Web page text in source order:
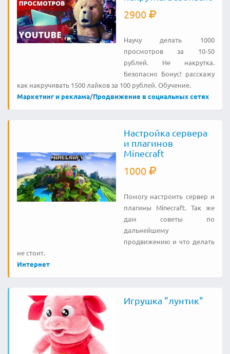
2900
Научу делать 1000
просмотров за 10-50
рублей. Не накрутка.
Безопасно Бонус! расскажу
как накручивать 1500 лайков за 100 рублей. Обучение.
Маркетинг и реклама/Продвижение в социальных сетях
Настройка сервера
и плагинов
Minecraft
1000
Помогу настроить сервер и
плагины Minecraft. Так же
дам советы по
дальнейшему
продвижению и что делать
не стоит.
Интернет
Игрушка "лунтик"